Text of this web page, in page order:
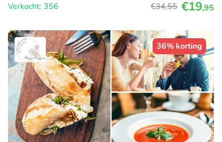
Verkocht: 356 €34,55 €19,95
36% korting